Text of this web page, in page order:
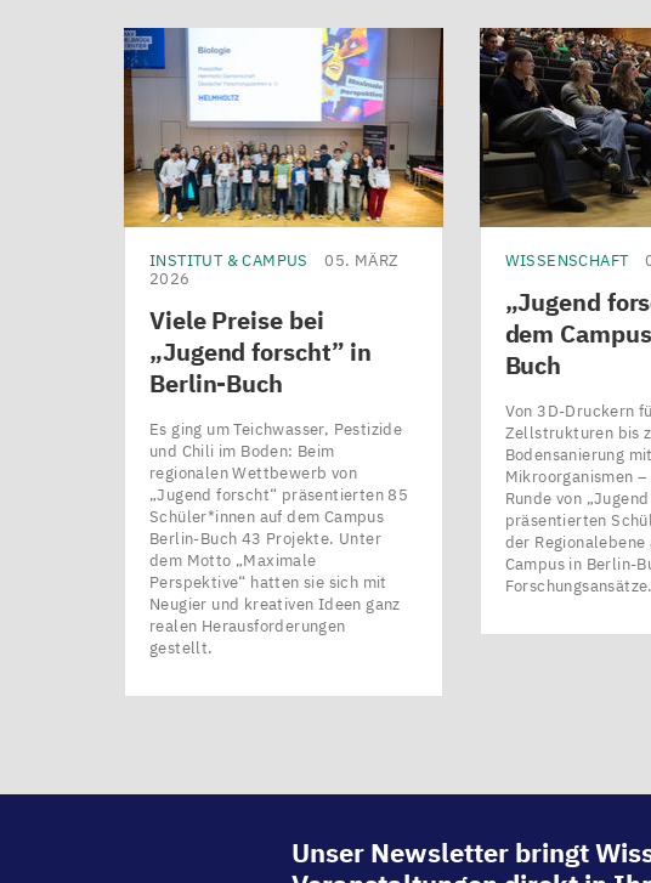
INSTITUT & CAMPUS
05. MÄRZ
2026
Viele Preise bei
„Jugend forscht” in
Berlin-Buch
Es ging um Teichwasser, Pestizide
und Chili im Boden: Beim
regionalen Wettbewerb von ​
„Jugend forscht“ präsentierten 85
Schüler*innen auf dem Campus
Berlin-Buch 43 Projekte. Unter
dem Motto ​„Maximale
Perspektive“ hatten sie sich mit
Neugier und kreativen Ideen ganz
realen Herausforderungen
gestellt.
WISSENSCHAFT
„Jugend
dem
Buch
Von 3D-Druckern
Zellstrukturen bis
Bodensanierung mit
Mikroorganismen
Runde von
präsentierten
der Regionalebene
Campus in Berlin-
Forschungsansätze.
Unser Newsletter bringt